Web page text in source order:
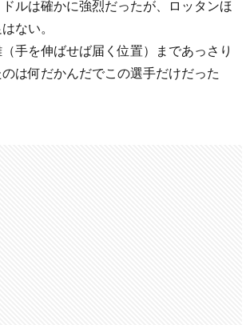
ルは確かに強烈だったが、ロッタンほ
ない。
手を伸ばせば届く位置）まであっさり
は何だかんだでこの選手だけだった